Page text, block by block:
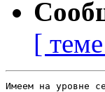
[
Имеем на уровне